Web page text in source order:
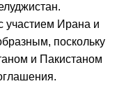
участием Ирана и
поскольку
и Пакистаном